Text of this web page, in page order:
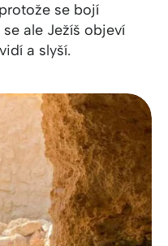
se bojí
ale Ježíš objeví
a slyší.